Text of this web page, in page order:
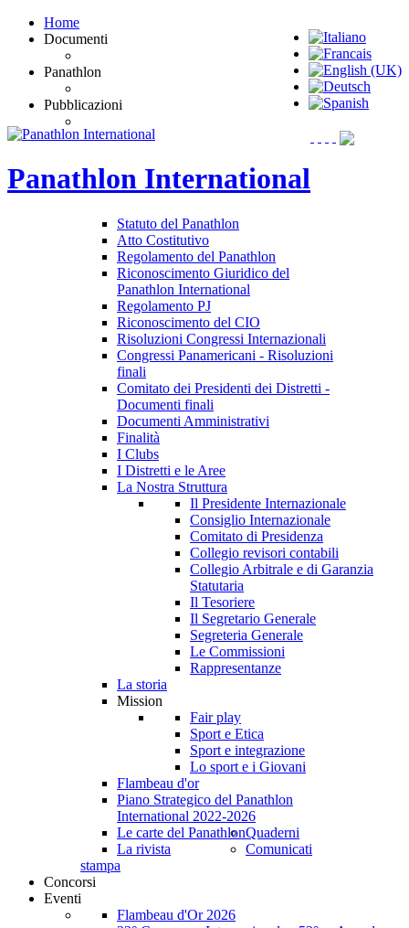
Panathlon International
Home
Documenti
Statuto del Panathlon
Atto Costitutivo
Regolamento del Panathlon
Riconoscimento Giuridico del
Panathlon International
Regolamento PJ
Riconoscimento del CIO
Risoluzioni Congressi Internazionali
Congressi Panamericani - Risoluzioni
finali
Comitato dei Presidenti dei Distretti -
Documenti finali
Documenti Amministrativi
Panathlon
Finalità
I Clubs
I Distretti e le Aree
La Nostra Struttura
Il Presidente Internazionale
Consiglio Internazionale
Comitato di Presidenza
Collegio revisori contabili
Collegio Arbitrale e di Garanzia
Statutaria
Il Tesoriere
Il Segretario Generale
Segreteria Generale
Le Commissioni
Rappresentanze
La storia
Mission
Fair play
Sport e Etica
Sport e integrazione
Lo sport e i Giovani
Flambeau d'or
Piano Strategico del Panathlon
International 2022-2026
Pubblicazioni
Le carte del Panathlon
La rivista
Quaderni
Comunicati
stampa
Concorsi
Eventi
Flambeau d'Or 2026